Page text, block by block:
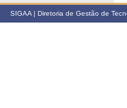
SIGAA | Diretoria de Gestão de